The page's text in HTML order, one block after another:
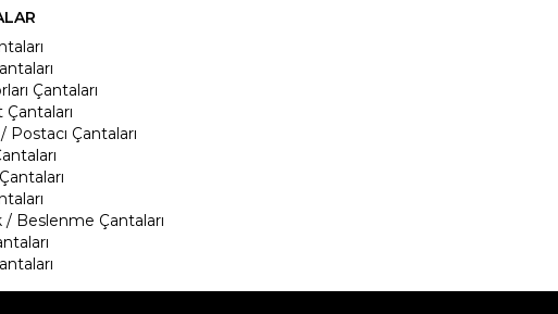
Çantaları
Postacı Çantaları
/ Beslenme Çantaları